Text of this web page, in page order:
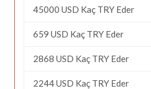
45000 USD Kaç TRY Eder
659 USD Kaç TRY Eder
2868 USD Kaç TRY Eder
2244 USD Kaç TRY Eder